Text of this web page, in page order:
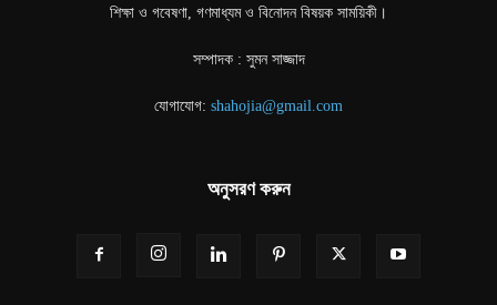
শিক্ষা ও গবেষণা, গণমাধ্যম ও বিনোদন বিষয়ক সাময়িকী।
সম্পাদক : সুমন সাজ্জাদ
যোগাযোগ: shahojia@gmail.com
অনুসরণ করুন